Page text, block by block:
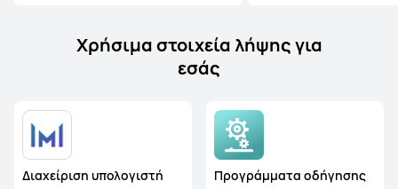
Χρήσιμα στοιχεία λήψης για
εσάς
Διαχείριση υπολογιστή Προγράμματα οδήγησης